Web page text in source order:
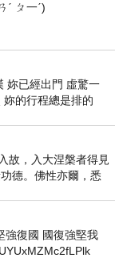
ˊ ㄆ一ˊ)
妳已經出門 虛驚一
的行程總是排的
故，入大涅槃者得見
德。佛性亦爾，悉
強復國 國復強堅我